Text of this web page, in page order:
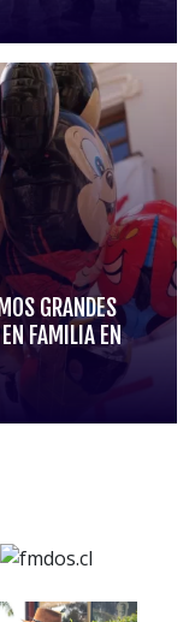
GRANDES
FAMILIA EN